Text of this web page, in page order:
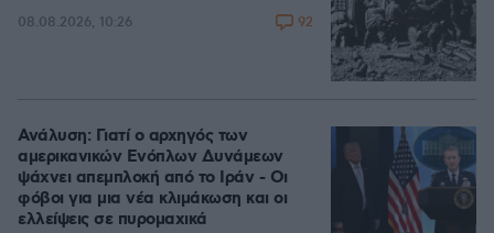
08.08.2026, 10:26 92
Ανάλυση: Γιατί ο αρχηγός των
αμερικανικών Ενόπλων Δυνάμεων
ψάχνει απεμπλοκή από το Ιράν - Οι
φόβοι για μια νέα κλιμάκωση και οι
ελλείψεις σε πυρομαχικά